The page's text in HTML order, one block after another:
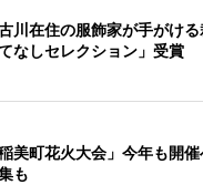
川在住の服飾家が手がけ
なしセレクション」受賞
稲美町花火大会」今年も開
も